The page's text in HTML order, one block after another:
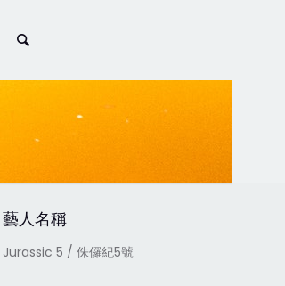
藝人名稱
Jurassic 5 / 侏儸紀5號